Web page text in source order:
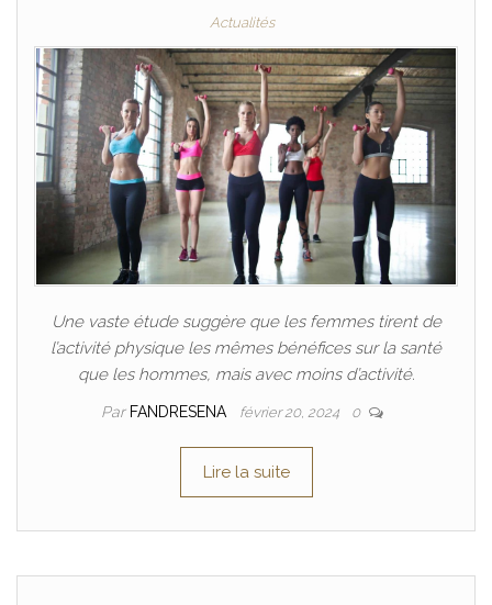
Actualités
Une vaste étude suggère que les femmes tirent de
l’activité physique les mêmes bénéfices sur la santé
que les hommes, mais avec moins d’activité.
Par FANDRESENA février 20, 2024 0
Lire la suite